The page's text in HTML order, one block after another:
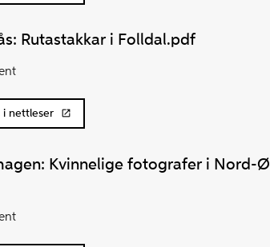
Rutastakkar i Folldal.pdf
i nettleser
Kvinnelige fotografer i Nord-Ø